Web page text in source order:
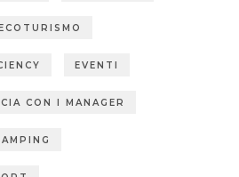
ECOTURISMO
EVENTI
CON I MANAGER